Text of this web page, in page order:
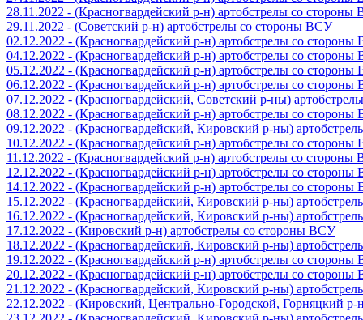
28.11.2022 - (Красногвардейский р-н) артобстрелы со стороны
29.11.2022 - (Советский р-н) артобстрелы со стороны ВСУ
02.12.2022 - (Красногвардейский р-н) артобстрелы со
04.12.2022 - (Красногвардейский р-н) артобстрелы со
05.12.2022 - (Красногвардейский р-н) артобстрелы со
06.12.2022 - (Красногвардейский р-н) артобстрелы со
07.12.2022 - (Красногвардейский, Советский р-ны)
08.12.2022 - (Красногвардейский р-н) артобстрелы со
09.12.2022 - (Красногвардейский, Кировский р-ны)
10.12.2022 - (Красногвардейский р-н) артобстрелы со
11.12.2022 - (Красногвардейский р-н) артобстрелы со стороны
12.12.2022 - (Красногвардейский р-н) артобстрелы со
14.12.2022 - (Красногвардейский р-н) артобстрелы со
15.12.2022 - (Красногвардейский, Кировский р-ны)
16.12.2022 - (Красногвардейский, Кировский р-ны)
17.12.2022 - (Кировский р-н) артобстрелы со стороны ВСУ
18.12.2022 - (Красногвардейский, Кировский р-ны)
19.12.2022 - (Красногвардейский р-н) артобстрелы со
20.12.2022 - (Красногвардейский р-н) артобстрелы со
21.12.2022 - (Красногвардейский, Кировский р-ны)
22.12.2022 - (Кировский, Центрально-Городской, Горняцкий